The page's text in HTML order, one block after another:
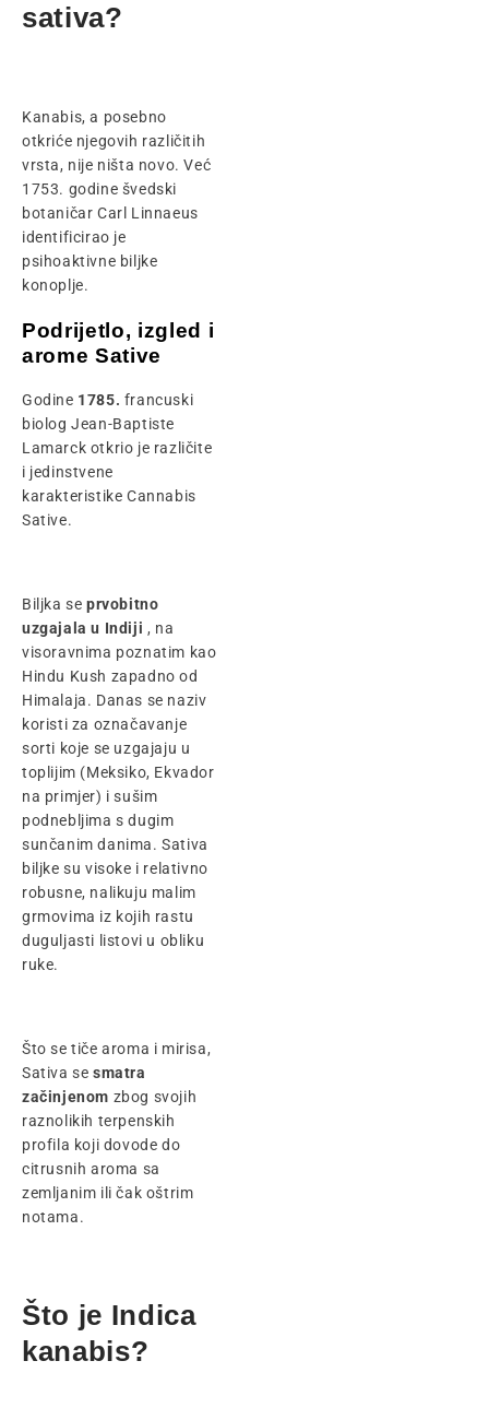
sativa?
Kanabis, a posebno
otkriće njegovih različitih
vrsta, nije ništa novo. Već
1753. godine švedski
botaničar Carl Linnaeus
identificirao je
psihoaktivne biljke
konoplje.
Podrijetlo, izgled i
arome Sative
Godine 1785. francuski
biolog Jean-Baptiste
Lamarck otkrio je različite
i jedinstvene
karakteristike Cannabis
Sative.
Biljka se prvobitno
uzgajala u Indiji , na
visoravnima poznatim kao
Hindu Kush zapadno od
Himalaja. Danas se naziv
koristi za označavanje
sorti koje se uzgajaju u
toplijim (Meksiko, Ekvador
na primjer) i sušim
podnebljima s dugim
sunčanim danima. Sativa
biljke su visoke i relativno
robusne, nalikuju malim
grmovima iz kojih rastu
duguljasti listovi u obliku
ruke.
Što se tiče aroma i mirisa,
Sativa se smatra
začinjenom zbog svojih
raznolikih terpenskih
profila koji dovode do
citrusnih aroma sa
zemljanim ili čak oštrim
notama.
Što je Indica
kanabis?